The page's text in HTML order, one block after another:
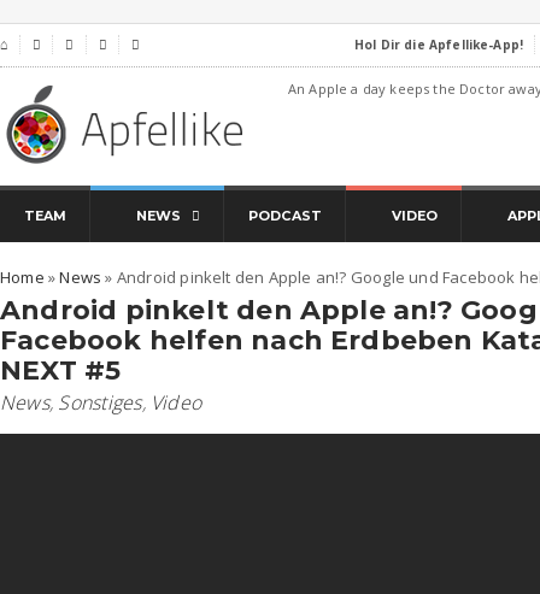
⌂     Hol Dir die Apfellike-App!
An Apple a day keeps the Doctor
TEAM NEWS PODCAST VIDEO
Home »News » Android pinkelt den Apple an!? Google und Facebook
Android pinkelt den Apple an!?
Facebook helfen nach Erdbeben
NEXT #5
News, Sonstiges, Video